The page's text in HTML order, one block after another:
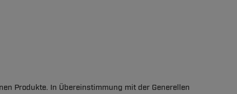
Produkte. In Übereinstimmung mit der Generellen